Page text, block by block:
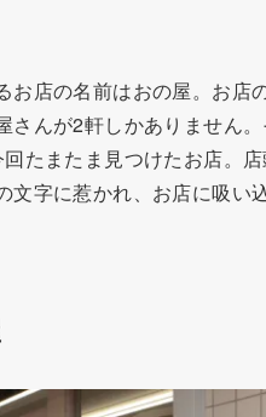
お店の名前はおの屋。お店
さんが2軒しかありません
たまたま見つけたお店。
文字に惹かれ、お店に吸い